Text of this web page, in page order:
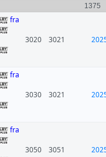
1375
fra
3020 3021
fra
3030 3021
fra
3050 3051